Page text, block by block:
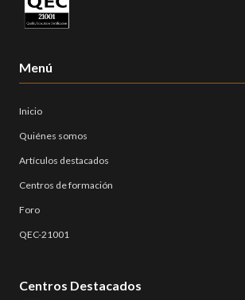
Menú
Inicio
Quiénes somos
Artículos destacados
Centros de formación
Foro
QEC-21001
Centros Destacados